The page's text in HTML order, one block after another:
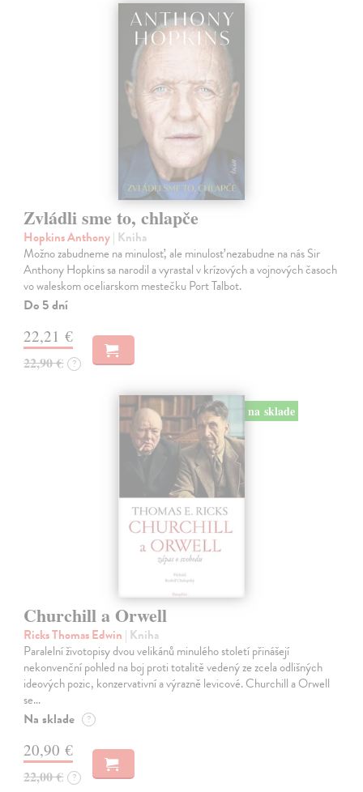
Zvládli sme to, chlapče
Hopkins Anthony| Kniha
Možno zabudneme na minulosť, ale minulosť nezabudne na nás Sir
Anthony Hopkins sa narodil a vyrastal v krízových a vojnových časoch
vo waleskom oceliarskom mestečku Port Talbot.
Do 5 dní
22,21 €
22,90 € ?
na sklade
Churchill a Orwell
Ricks Thomas Edwin | Kniha
Paralelní životopisy dvou velikánů minulého století přinášejí
nekonvenční pohled na boj proti totalitě vedený ze zcela odlišných
ideových pozic, konzervativní a výrazně levicové. Churchill a Orwell
se…
Na sklade ?
20,90 €
22,00 € ?